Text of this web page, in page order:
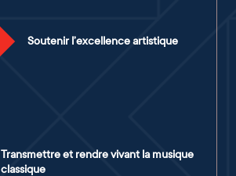
Soutenir l’excellence artistique
Transmettre et rendre vivant la musique
classique